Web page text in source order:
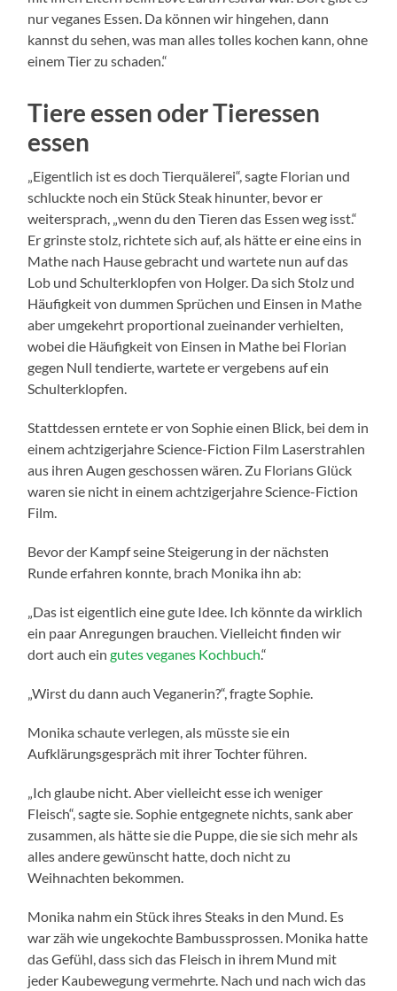
nur veganes Essen. Da können wir hingehen, dann
kannst du sehen, was man alles tolles kochen kann, ohne
einem Tier zu schaden.“
Tiere essen oder Tieressen
essen
„Eigentlich ist es doch Tierquälerei“, sagte Florian und
schluckte noch ein Stück Steak hinunter, bevor er
weitersprach, „wenn du den Tieren das Essen weg isst.“
Er grinste stolz, richtete sich auf, als hätte er eine eins in
Mathe nach Hause gebracht und wartete nun auf das
Lob und Schulterklopfen von Holger. Da sich Stolz und
Häufigkeit von dummen Sprüchen und Einsen in Mathe
aber umgekehrt proportional zueinander verhielten,
wobei die Häufigkeit von Einsen in Mathe bei Florian
gegen Null tendierte, wartete er vergebens auf ein
Schulterklopfen.
Stattdessen erntete er von Sophie einen Blick, bei dem in
einem achtzigerjahre Science-Fiction Film Laserstrahlen
aus ihren Augen geschossen wären. Zu Florians Glück
waren sie nicht in einem achtzigerjahre Science-Fiction
Film.
Bevor der Kampf seine Steigerung in der nächsten
Runde erfahren konnte, brach Monika ihn ab:
„Das ist eigentlich eine gute Idee. Ich könnte da wirklich
ein paar Anregungen brauchen. Vielleicht finden wir
dort auch eingutes veganes Kochbuch.“
„Wirst du dann auch Veganerin?“, fragte Sophie.
Monika schaute verlegen, als müsste sie ein
Aufklärungsgespräch mit ihrer Tochter führen.
„Ich glaube nicht. Aber vielleicht esse ich weniger
Fleisch“, sagte sie. Sophie entgegnete nichts, sank aber
zusammen, als hätte sie die Puppe, die sie sich mehr als
alles andere gewünscht hatte, doch nicht zu
Weihnachten bekommen.
Monika nahm ein Stück ihres Steaks in den Mund. Es
war zäh wie ungekochte Bambussprossen. Monika hatte
das Gefühl, dass sich das Fleisch in ihrem Mund mit
jeder Kaubewegung vermehrte. Nach und nach wich das